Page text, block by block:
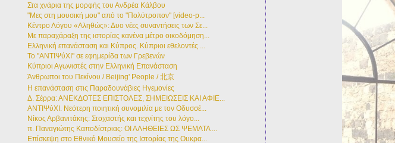
Στα χνάρια της μορφής του Ανδρέα Κάλβου
"Μες στη μουσική μου" από το "Πολύτροπον" [video-p...
Κέντρο Λόγου «Αληθώς»: Δυο νέες συναντήσεις των Σε...
Με παραχάραξη της ιστορίας κανένα μέτρο οικοδόμηση...
Ελληνική επανάσταση και Κύπρος. Κύπριοι εθελοντές ...
Το "ΑΝΤΙΨύΧΙ" σε εφημερίδα των Γρεβενών
Κύπριοι Αγωνιστές στην Ελληνική Επανάσταση
Άνθρωποι του Πεκίνου / Beijing' People / 北京
Η επανάσταση στις Παραδουνάβιες Ηγεμονίες
Δ. Σέρρα: ΑΝΕΚΔΟΤΕΣ ΕΠΙΣΤΟΛΕΣ, ΣΗΜΕΙΩΣΕΙΣ ΚΑΙ ΑΦΙΕ...
ΑΝΤΙΨύΧΙ. Νεότερη ποιητική συνομιλία με τον Οδυσσέ...
Νίκος Αρβανιτάκης: Στοχαστής και τεχνίτης του λόγο...
π. Παναγιώτης Καποδίστριας: ΟΙ ΑΛΗΘΕΙΕΣ ΩΣ ΨΕΜΑΤΑ ...
Επίσκεψη στο Εθνικό Μουσείο της Ιστορίας της Ουκρα...